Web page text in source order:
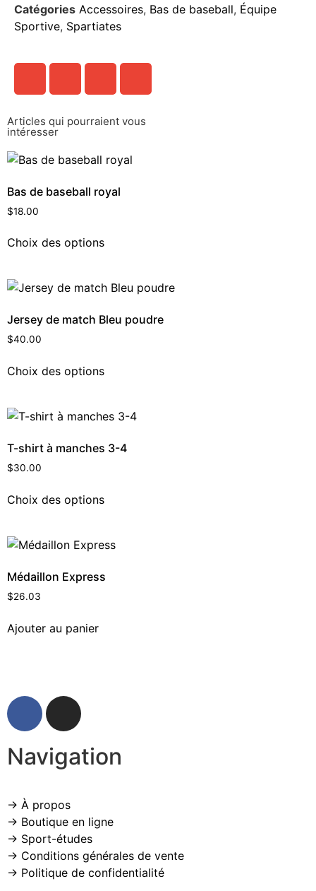
Catégories Accessoires, Bas de baseball, Équipe
Sportive, Spartiates
Articles qui pourraient vous
intéresser
Bas de baseball royal
$18.00
Choix des options
Jersey de match Bleu poudre
$40.00
Choix des options
T-shirt à manches 3-4
$30.00
Choix des options
Médaillon Express
$26.03
Ajouter au panier
Navigation
→ À propos
→ Boutique en ligne
→ Sport-études
→ Conditions générales de vente
→ Politique de confidentialité